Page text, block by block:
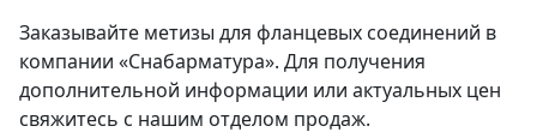
Заказывайте метизы для фланцевых соединений в
компании «Снабарматура». Для получения
дополнительной информации или актуальных цен
свяжитесь с нашим отделом продаж.